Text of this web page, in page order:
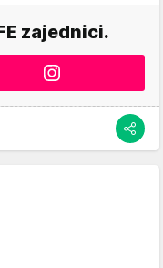
zajednici.